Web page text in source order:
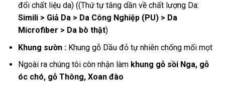
đổi chất liệu da) ((Thứ tự tăng dần về chất lượng Da:
Simili > Giả Da > Da Công Nghiệp (PU) > Da
Microfiber > Da bò thật)
Khung sườn :Khung gỗ Dầu đỏ tự nhiên chống mối mọt
Ngoài ra chúng tôi còn nhận làm khung gỗ sồi Nga, gỗ
óc chó, gỗ Thông, Xoan đào